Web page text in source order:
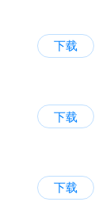
下载
下载
下载